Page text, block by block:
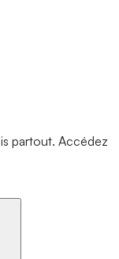
partout. Accédez